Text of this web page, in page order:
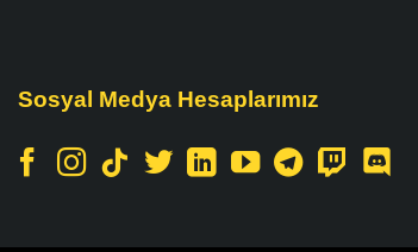
Sosyal Medya Hesaplarımız